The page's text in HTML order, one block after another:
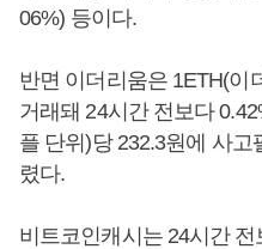
06%) 등이다.
반면 이더리움은 1ETH(이
거래돼 24시간 전보다
플 단위)당 232.3원에 사고
렸다.
비트코인캐시는 24시간